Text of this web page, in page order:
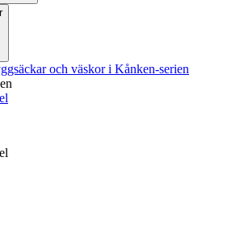
och väskor i Kånken-serien